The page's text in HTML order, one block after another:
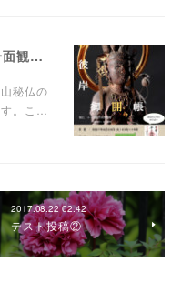
【秋彼岸・ご開帳】秘仏『十一面観音像』
秘仏の
。こ…
2017.08.22 02:42
テスト投稿②